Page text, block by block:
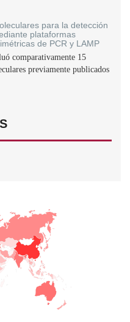
para la detección
plataformas
de PCR y LAMP
comparativamente 15
previamente publicados